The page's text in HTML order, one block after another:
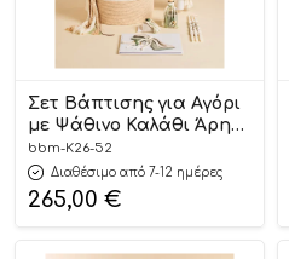
Σετ Βάπτισης για Αγόρι
με Ψάθινο Καλάθι Άρης
8τμχ K26.52 SS 2026 |
Baby Bloom
bbm-K26-52
Διαθέσιμο από 7-12 ημέρες
265,00 €